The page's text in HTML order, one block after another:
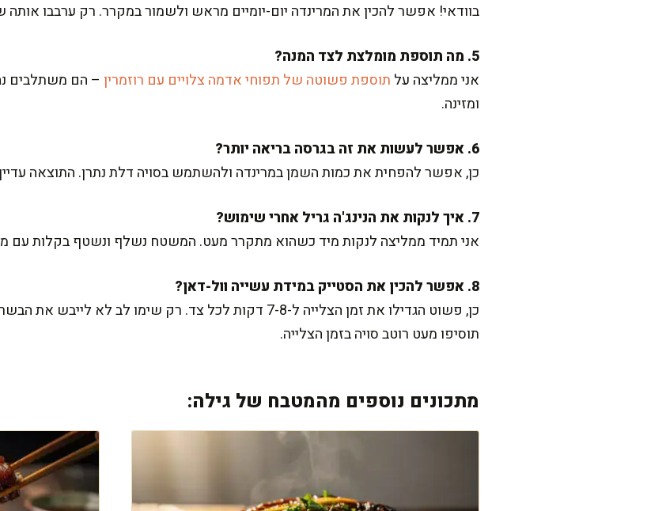
בוודאי! אפשר להכין את המרינדה יום-יומיים מראש ולשמור במקרר. רק ערבבו אותה
5. מה תוספת מומלצת לצד המנה?
אני ממליצה על תוספת פשוטה של תפוחי אדמה צלויים עם רוזמרין – הם משתלבים
ומזינה.
6. אפשר לעשות את זה בגרסה בריאה יותר?
כן, אפשר להפחית את כמות השמן במרינדה ולהשתמש בסויה דלת נתרן. התוצאה
7. איך לנקות את הנינג'ה גריל אחרי שימוש?
אני תמיד ממליצה לנקות מיד כשהוא מתקרר מעט. המשטח נשלף ונשטף בקלות עם
8. אפשר להכין את הסטייק במידת עשייה וול-דאן?
כן, פשוט הגדילו את זמן הצלייה ל-7-8 דקות לכל צד. רק שימו
תוסיפו מעט רוטב סויה בזמן הצלייה.
מתכונים נוספים מהמטבח של גילה: